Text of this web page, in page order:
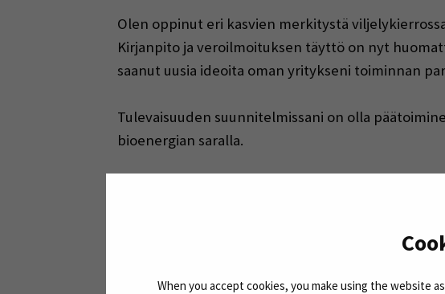
When you accept cookies, you make using the website
Olen oppinut eri kasvien merkitystä
Kirjanpito ja veroilmoituksen täyttö on nyt
saanut uusia ideoita oman yritykseni toiminnan
Tulevaisuuden suunnitelmissani on olla
bioenergian saralla.
Agrologiopiskelija, SEAMK